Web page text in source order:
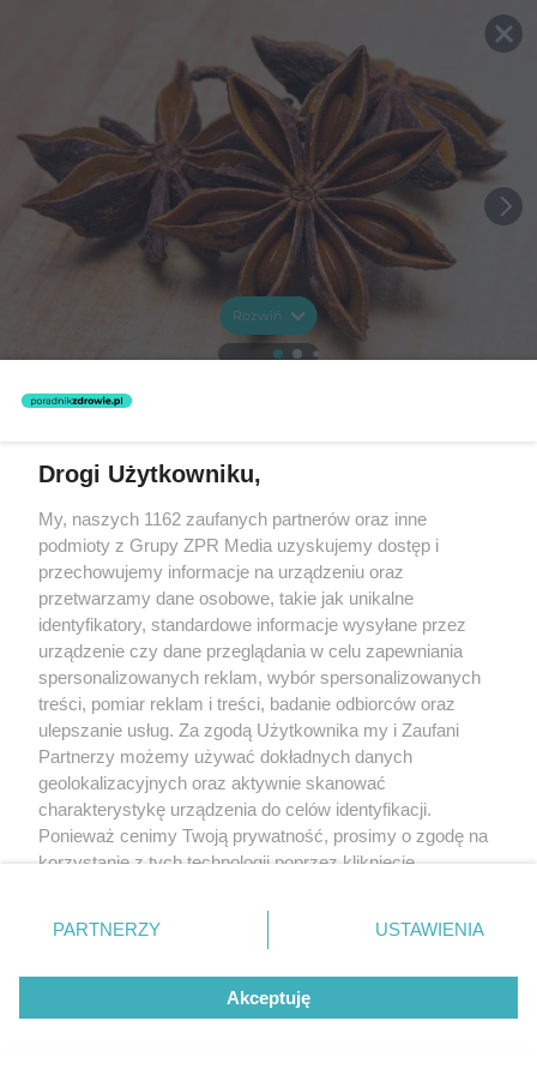
Rozwiń
Drogi Użytkowniku,
My, naszych 1162 zaufanych partnerów oraz inne
podmioty z Grupy ZPR Media uzyskujemy dostęp i
przechowujemy informacje na urządzeniu oraz
przetwarzamy dane osobowe, takie jak unikalne
identyfikatory, standardowe informacje wysyłane przez
urządzenie czy dane przeglądania w celu zapewniania
spersonalizowanych reklam, wybór spersonalizowanych
treści, pomiar reklam i treści, badanie odbiorców oraz
ulepszanie usług. Za zgodą Użytkownika my i Zaufani
Partnerzy możemy używać dokładnych danych
geolokalizacyjnych oraz aktywnie skanować
charakterystykę urządzenia do celów identyfikacji.
Ponieważ cenimy Twoją prywatność, prosimy o zgodę na
korzystanie z tych technologii poprzez kliknięcie
zmienić/wycofać klikając przycisk ustawień prywatności
znajdujący się w lewym dolnym rogu strony
rodzaje przetwarzania danych nie wymagają zgody
użytkownika, ale masz prawo sprzeciwić się takiemu
przetwarzaniu. Preferencje będą miały zastosowanie tylko
PARTNERZY USTAWIENIA
Akceptuję